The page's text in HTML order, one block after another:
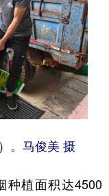
。马俊美 摄
植面积达4500